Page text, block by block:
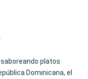
platos
Dominicana, el